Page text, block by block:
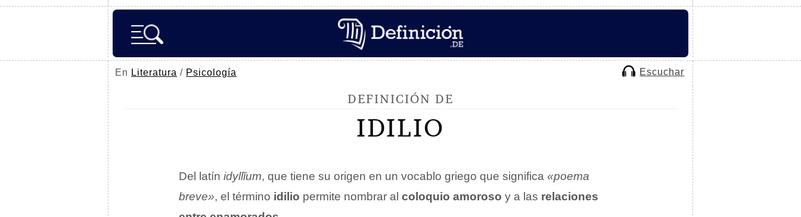
En Literatura / Psicología Escuchar
DEFINICIÓN DE
IDILIO
Del latín idyllĭum, que tiene su origen en un vocablo griego que significa «poema
breve», el término idilio permite nombrar al coloquio amoroso y a las relaciones